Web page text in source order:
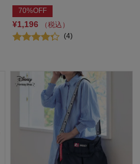
70%OFF
¥1,196
（税込）
(4)